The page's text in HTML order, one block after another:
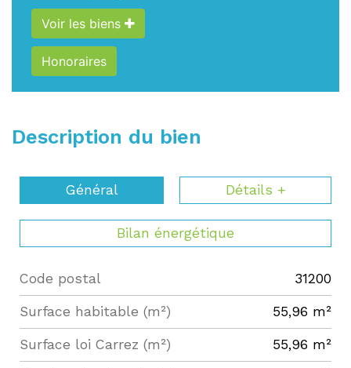
Voir les biens
Honoraires
Description du bien
Général Détails +
Bilan énergétique
Label Value
Code postal 31200
Surface habitable (m²) 55,96 m²
Surface loi Carrez (m²) 55,96 m²